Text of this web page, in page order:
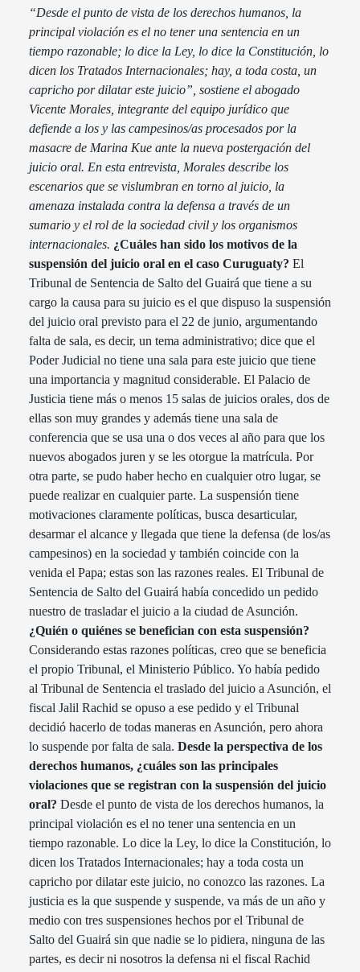
“Desde el punto de vista de los derechos humanos, la
principal violación es el no tener una sentencia en un
tiempo razonable; lo dice la Ley, lo dice la Constitución, lo
dicen los Tratados Internacionales; hay, a toda costa, un
capricho por dilatar este juicio”, sostiene el abogado
Vicente Morales, integrante del equipo jurídico que
defiende a los y las campesinos/as procesados por la
masacre de Marina Kue ante la nueva postergación del
juicio oral. En esta entrevista, Morales describe los
escenarios que se vislumbran en torno al juicio, la
amenaza instalada contra la defensa a través de un
sumario y el rol de la sociedad civil y los organismos
internacionales. ¿Cuáles han sido los motivos de la
suspensión del juicio oral en el caso Curuguaty? El
Tribunal de Sentencia de Salto del Guairá que tiene a su
cargo la causa para su juicio es el que dispuso la suspensión
del juicio oral previsto para el 22 de junio, argumentando
falta de sala, es decir, un tema administrativo; dice que el
Poder Judicial no tiene una sala para este juicio que tiene
una importancia y magnitud considerable. El Palacio de
Justicia tiene más o menos 15 salas de juicios orales, dos de
ellas son muy grandes y además tiene una sala de
conferencia que se usa una o dos veces al año para que los
nuevos abogados juren y se les otorgue la matrícula. Por
otra parte, se pudo haber hecho en cualquier otro lugar, se
puede realizar en cualquier parte. La suspensión tiene
motivaciones claramente políticas, busca desarticular,
desarmar el alcance y llegada que tiene la defensa (de los/as
campesinos) en la sociedad y también coincide con la
venida el Papa; estas son las razones reales. El Tribunal de
Sentencia de Salto del Guairá había concedido un pedido
nuestro de trasladar el juicio a la ciudad de Asunción.
¿Quién o quiénes se benefician con esta suspensión?
Considerando estas razones políticas, creo que se beneficia
el propio Tribunal, el Ministerio Público. Yo había pedido
al Tribunal de Sentencia el traslado del juicio a Asunción, el
fiscal Jalil Rachid se opuso a ese pedido y el Tribunal
decidió hacerlo de todas maneras en Asunción, pero ahora
lo suspende por falta de sala. Desde la perspectiva de los
derechos humanos, ¿cuáles son las principales
violaciones que se registran con la suspensión del juicio
oral? Desde el punto de vista de los derechos humanos, la
principal violación es el no tener una sentencia en un
tiempo razonable. Lo dice la Ley, lo dice la Constitución, lo
dicen los Tratados Internacionales; hay a toda costa un
capricho por dilatar este juicio, no conozco las razones. La
justicia es la que suspende y suspende, va más de un año y
medio con tres suspensiones hechos por el Tribunal de
Salto del Guairá sin que nadie se lo pidiera, ninguna de las
partes, es decir ni nosotros la defensa ni el fiscal Rachid